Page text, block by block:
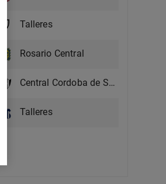
Talleres
Rosario Central
Central Cordoba de Santiago
Talleres